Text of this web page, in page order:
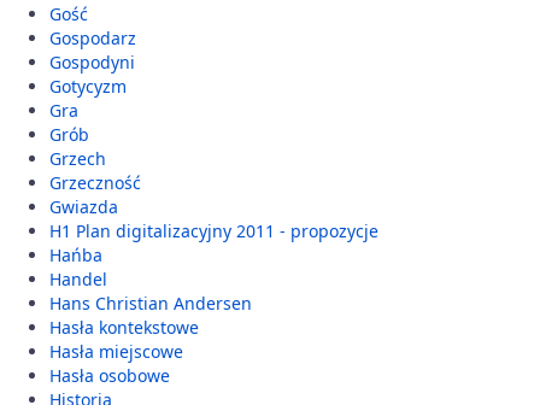
Gość
Gospodarz
Gospodyni
Gotycyzm
Gra
Grób
Grzech
Grzeczność
Gwiazda
H1 Plan digitalizacyjny 2011 - propozycje
Hańba
Handel
Hans Christian Andersen
Hasła kontekstowe
Hasła miejscowe
Hasła osobowe
Historia